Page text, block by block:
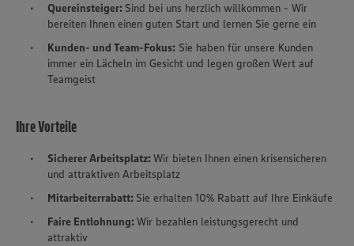
Quereinsteiger: Sind bei uns herzlich willkommen - Wir
bereiten Ihnen einen guten Start und lernen Sie gerne ein
Kunden- und Team-Fokus: Sie haben für unsere Kunden
immer ein Lächeln im Gesicht und legen großen Wert auf
Teamgeist
Ihre Vorteile
Sicherer Arbeitsplatz:Wir bieten Ihnen einen krisensicheren
und attraktiven Arbeitsplatz
Mitarbeiterrabatt: Sie erhalten 10% Rabatt auf Ihre Einkäufe
Faire Entlohnung:Wir bezahlen leistungsgerecht und
attraktiv